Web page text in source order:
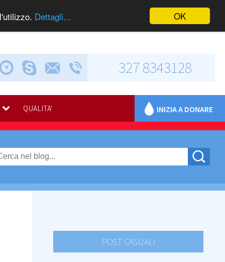
OK
Dettagli...
Via Calabresi, 5
Chiama via Skype
Invia una e-mail327 8343128
QUALITA' INIZIA A DONARE
POST CASUALI